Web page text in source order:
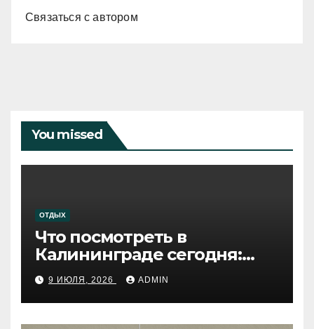
Связаться с автором
You missed
ОТДЫХ
Что посмотреть в
Калининграде сегодня:
путеводитель по самому
западному городу России
9 ИЮЛЯ, 2026 ADMIN